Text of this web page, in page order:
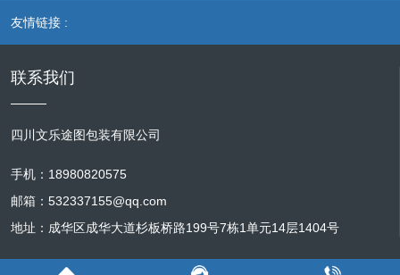
务。例如，为视障人士提供语音导航、屏幕阅读器适配等功能；为听
进一步提升政务网站的无障碍化水平，使特殊群体能够更好地融入数
升，也是遵守法律法规、顺应数字化发展趋势的必然选择。只有积极
政务服务的便捷通道，为构建和谐、包容的社会环境贡献力量。
如果政务网站的安全防护措施不到位，导致民众的社保信息
先进的加密技术、访问控制机制等手段，能够保障民众信息
会稳定发展也离不开政务网站的安全防护。政务网站的正常
运行对于保障社会秩序、促进经济发展具有重要作用。在紧
急情况下，如自然灾害、公共卫生事件等，政务网站是政府
安全问题而无法正常运行，将导致信息传递不畅，民众无法
及时获取准确的信息，从而引发恐慌和社会混乱。例如，在
发布的救援信息、避险指南等就无法及时传达给民众，可能
网站还涉及到一些重要的经济数据和政策信息，这些信息的
具魅力的视觉形象。在色彩搭配上，会选取与品牌理念相契
合的色调，若品牌传递的是自然、健康的感觉，可能会以绿
品品牌官网，首页可能会设置大幅的农产品高清图片轮播，
息，方便用户比较和选择。同时，设计师还会注重网站的交
会运用先进的技术和开发工具，将设计方案转化为实际可运
行的网站。他们注重代码的规范性和优化，确保网站在不同
于农产品官网，会开发便捷的在线购买功能，支持多种支付
理系统，方便品牌方自主更新产品信息、发布新闻动态、管
这些差异，为企业量身定制符合其业务需求的响应式网站。
合度，增强用户对网站的认同感和信任感。 丰富的本地案例
设过响应式网站，涵盖了餐饮、零售、教育、医疗等各个领
地完成网站建设任务。而且，丰富的案例经验也使得他们能
够更好地应对各种可能出现的问题和挑战，确保网站的稳定
性和可靠性。例如，在处理网站兼容性问题时，他们凭借以
友情链接 :
联系我们
四川文乐途图包装有限公司
手机：18980820575
邮箱：532337155@qq.com
地址：成华区成华大道杉板桥路199号7栋1单元14层1404号